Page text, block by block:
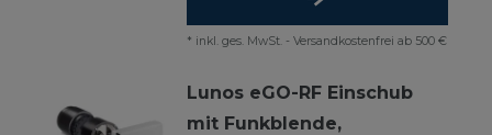
* inkl. ges. MwSt. - Versandkostenfrei ab 500 €
Lunos eGO-RF Einschub
mit Funkblende,